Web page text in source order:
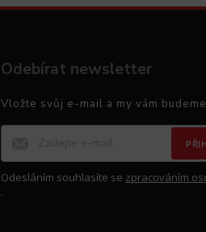
Odebírat newsletter
Vložte svůj e-mail a my vám
Odesláním souhlasíte se zpracováním
.